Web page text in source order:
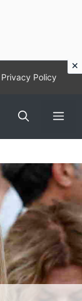
Privacy Policy